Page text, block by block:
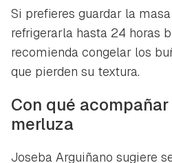
Si prefieres guardar la
refrigerarla hasta 24 horas
recomienda congelar los
que pierden su textura.
Con qué
merluza
Joseba Arguiñano sugiere